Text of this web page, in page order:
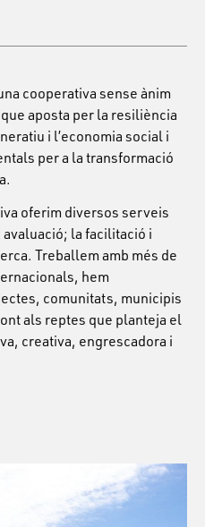
cooperativa sense ànim
aposta per la resiliència
i l’economia social i
per a la transformació
oferim diversos serveis
la facilitació i
Treballem amb més de
hem
comunitats, municipis
als reptes que planteja el
creativa, engrescadora i